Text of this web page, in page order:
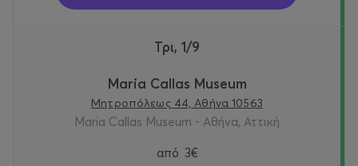
Τρι, 1/9
Maria Callas Museum
Μητροπόλεως 44, Αθήνα 10563
Maria Callas Museum - Αθήνα, Αττική
από 3€